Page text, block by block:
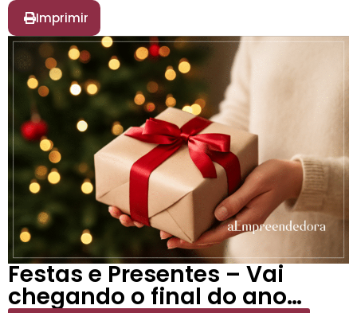
Imprimir
Festas e Presentes – Vai
chegando o final do ano…